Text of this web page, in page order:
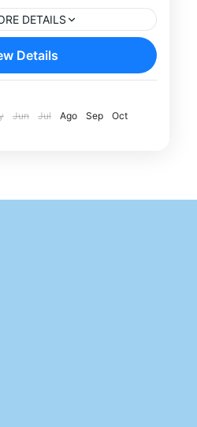
DETAILS
y el encanto de una de
mejor
con este tour
Núremberg.
Details
Jun Jul Ago Sep
Oct